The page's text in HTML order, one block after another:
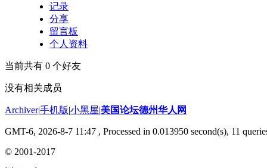
记录
分享
留言板
个人资料
当前共有 0 个好友
没有相关成员
Archiver|手机版|小黑屋|美国论坛德州华人网
GMT-6, 2026-8-7 11:47 , Processed in 0.013950 second(s), 11
© 2001-2017